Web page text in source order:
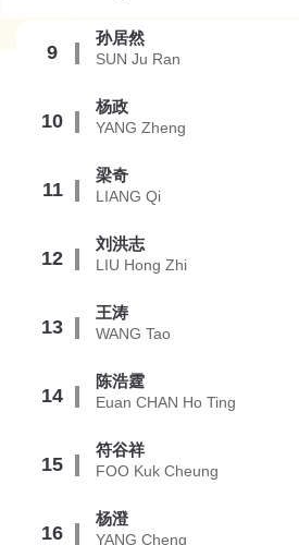
9
孙居然
SUN Ju Ran
10
杨政
YANG Zheng
11
梁奇
LIANG Qi
12
刘洪志
LIU Hong Zhi
13
王涛
WANG Tao
14
陈浩霆
Euan CHAN Ho Ting
15
符谷祥
FOO Kuk Cheung
16
杨澄
YANG Cheng